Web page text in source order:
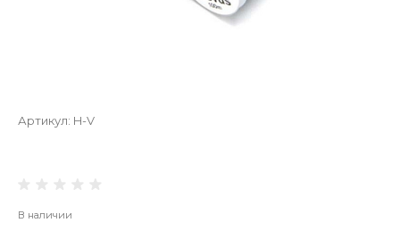
Артикул: H-V
В наличии